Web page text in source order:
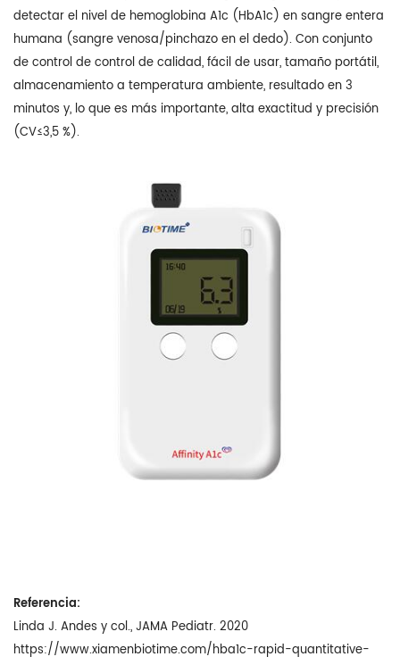
detectar el nivel de hemoglobina A1c (HbA1c) en sangre entera
humana (sangre venosa/pinchazo en el dedo). Con conjunto
de control de control de calidad, fácil de usar, tamaño portátil,
almacenamiento a temperatura ambiente, resultado en 3
minutos y, lo que es más importante, alta exactitud y precisión
(CV≤3,5 %).
Referencia:
Linda J. Andes y col., JAMA Pediatr. 2020
https://www.xiamenbiotime.com/hba1c-rapid-quantitative-